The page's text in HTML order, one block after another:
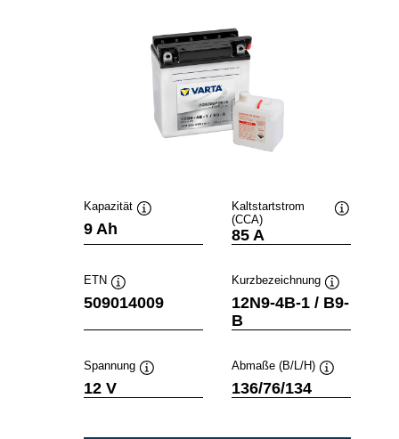
Kapazität
9 Ah
Kaltstartstrom
(CCA)
85 A
ETN
Quickinfo
509014009
Kurzbezeichnung
Quickinfo
12N9-4B-1 / B9-
B
Spannung
12 V
Abmaße (B/L/H)
136/76/134